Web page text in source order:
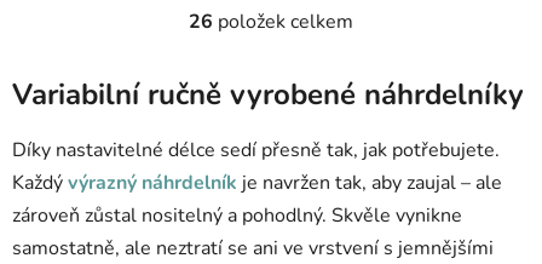
O
l
á
d
a
c
í
p
26 položek celkem
Variabilní ručně vyrobené náhrdelníky
Díky nastavitelné délce sedí přesně tak, jak potřebujete.
Každývýrazný náhrdelník je navržen tak, aby zaujal – ale
zároveň zůstal nositelný a pohodlný. Skvěle vynikne
samostatně, ale neztratí se ani ve vrstvení s jemnějšími